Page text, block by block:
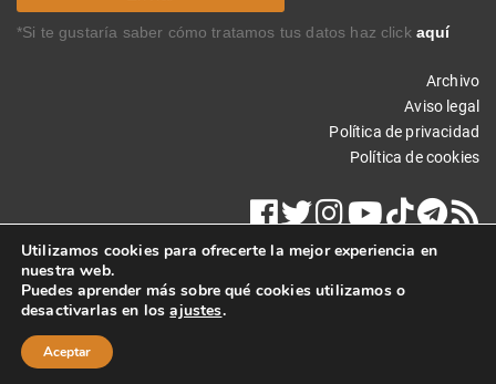
*Si te gustaría saber cómo tratamos tus datos haz click aquí
Archivo
Aviso legal
Política de privacidad
Política de cookies
Copyright © 2019 Carlos Rodríguez Braun. Todos los derechos
reservados.
Utilizamos cookies para ofrecerte la mejor experiencia en
nuestra web.
Puedes aprender más sobre qué cookies utilizamos o
desactivarlas en losajustes.
Aceptar